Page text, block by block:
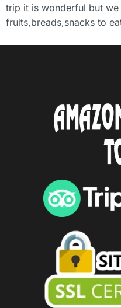
trip it is wonderful but
fruits,breads,snacks to